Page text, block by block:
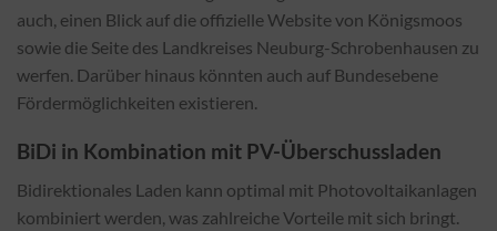
auch, einen Blick auf die offizielle Website von Königsmoos
sowie die Seite des Landkreises Neuburg-Schrobenhausen zu
werfen. Darüber hinaus könnten auch auf Bundesebene
Fördermöglichkeiten existieren.
BiDi in Kombination mit PV-Überschussladen
Bidirektionales Laden kann optimal mit Photovoltaikanlagen
kombiniert werden, was zahlreiche Vorteile mit sich bringt.